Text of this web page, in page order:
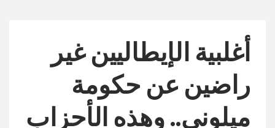
أغلبية الإيطاليين غير
راضين عن حكومة
ميلوني.. وهذه الأحزاب